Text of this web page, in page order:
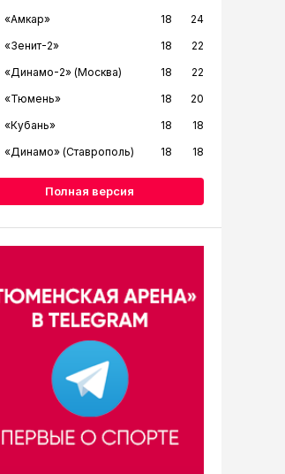
«Амкар» 18
24
«Зенит-2» 18
22
«Динамо-2» (Москва) 18
22
«Тюмень» 18
20
«Кубань» 18
18
«Динамо» (Ставрополь) 18 18
Полная версия